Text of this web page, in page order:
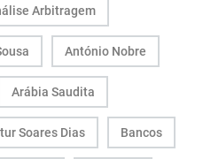
Arbitragem
António Nobre
Arábia Saudita
Soares Dias Bancos